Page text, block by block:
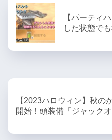
【パーティ
した状態で
【2023ハロウィン】秋の
開始！頭装備「ジャック